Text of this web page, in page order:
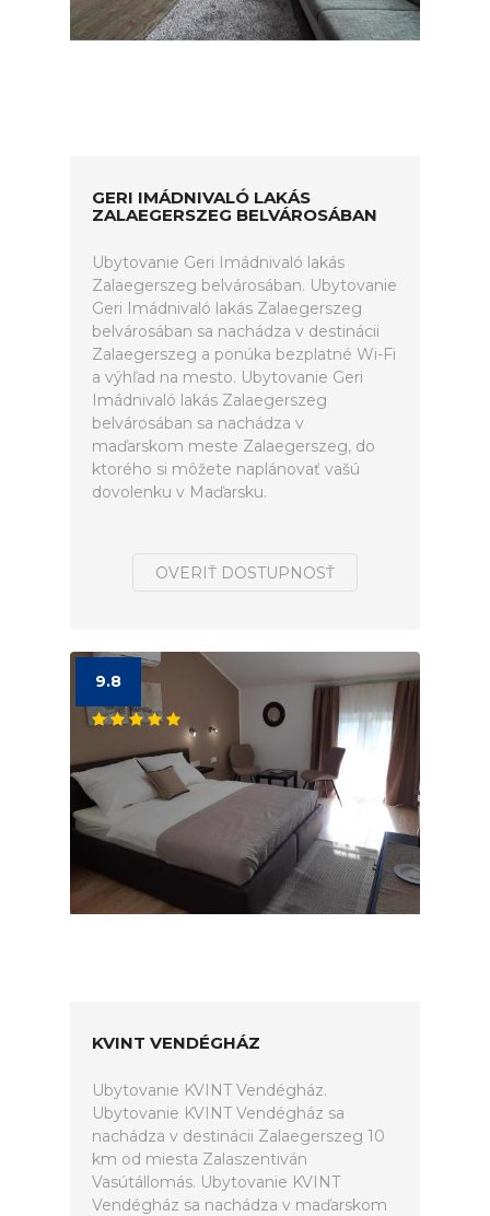
GERI IMÁDNIVALÓ LAKÁS
ZALAEGERSZEG BELVÁROSÁBAN
Ubytovanie Geri Imádnivaló lakás
Zalaegerszeg belvárosában. Ubytovanie
Geri Imádnivaló lakás Zalaegerszeg
belvárosában sa nachádza v destinácii
Zalaegerszeg a ponúka bezplatné Wi-Fi
a výhľad na mesto. Ubytovanie Geri
Imádnivaló lakás Zalaegerszeg
belvárosában sa nachádza v
maďarskom meste Zalaegerszeg, do
ktorého si môžete naplánovať vašú
dovolenku v Maďarsku.
OVERIŤ DOSTUPNOSŤ
9.8
KVINT VENDÉGHÁZ
Ubytovanie KVINT Vendégház.
Ubytovanie KVINT Vendégház sa
nachádza v destinácii Zalaegerszeg 10
km od miesta Zalaszentiván
Vasútállomás. Ubytovanie KVINT
Vendégház sa nachádza v maďarskom